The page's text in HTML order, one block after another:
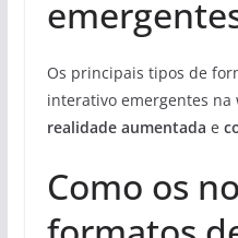
Os principais tipos de
interativo emergentes na
realidade aumentada e
Como os